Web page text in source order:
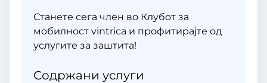
Станете сега член во Клубот за
мобилност vintrica и профитирајте од
услугите за заштита!
Содржани услуги